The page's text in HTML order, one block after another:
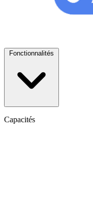
Capacités